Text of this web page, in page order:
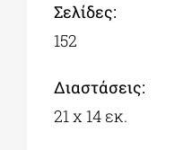
Σελίδες:
152
Διαστάσεις:
21 x 14 εκ.